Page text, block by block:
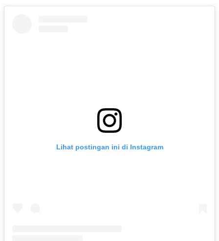
Lihat postingan ini di Instagram